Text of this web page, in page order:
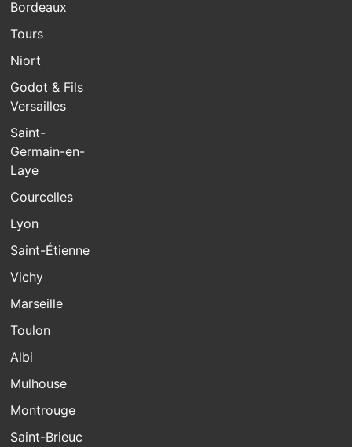
Bordeaux
Tours
Niort
Godot & Fils
Versailles
Saint-
Germain-en-
Laye
Courcelles
Lyon
Saint-Étienne
Vichy
Marseille
Toulon
Albi
Mulhouse
Montrouge
Saint-Brieuc